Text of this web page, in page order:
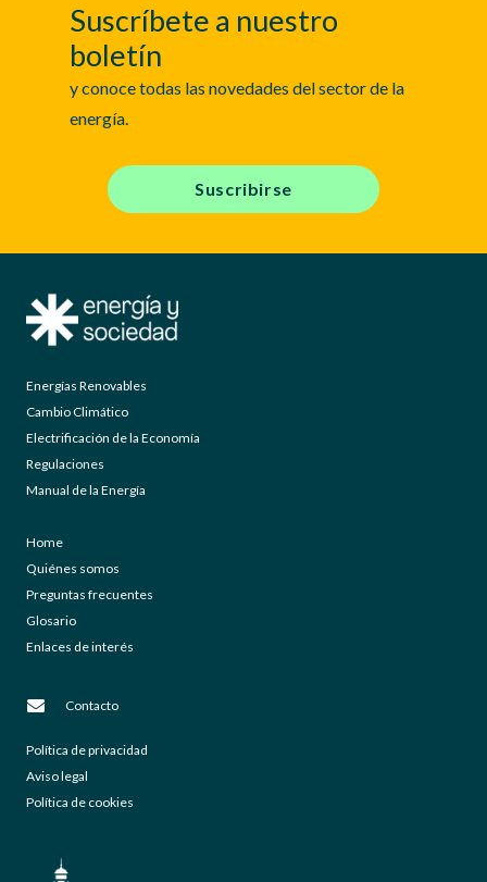
Suscríbete a nuestro
boletín
y conoce todas las novedades del sector de la
energía.
Suscribirse
Energías Renovables
Cambio Climático
Electrificación de la Economía
Regulaciones
Manual de la Energía
Home
Quiénes somos
Preguntas frecuentes
Glosario
Enlaces de interés
Contacto
Política de privacidad
Aviso legal
Política de cookies